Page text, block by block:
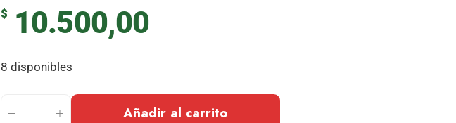
$10.500,00
8 disponibles
Añadir al carrito